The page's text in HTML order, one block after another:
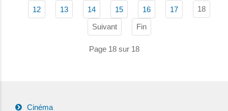
12 13 14 15 16 17 18
Suivant Fin
Page 18 sur 18
Cinéma